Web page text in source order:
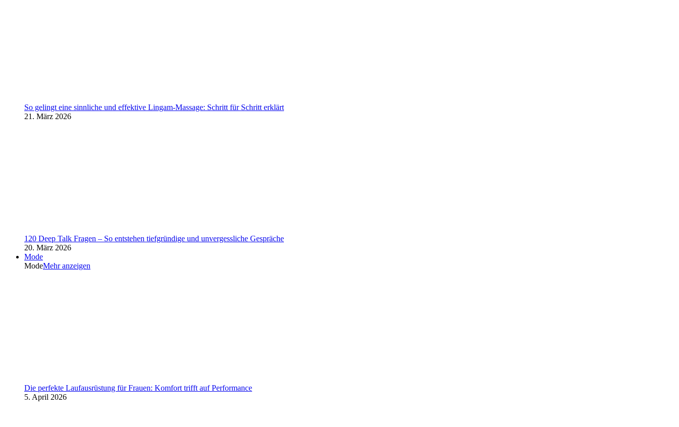
So gelingt eine sinnliche und effektive Lingam-Massage: Schritt für Schritt erklärt
21. März 2026
120 Deep Talk Fragen – So entstehen tiefgründige und unvergessliche Gespräche
20. März 2026
Mode
ModeMehr anzeigen
Die perfekte Laufausrüstung für Frauen: Komfort trifft auf Performance
5. April 2026